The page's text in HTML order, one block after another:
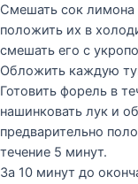
Смешать сок
положить их в
смешать его с
Обложить каждую
Готовить форель в
нашинковать лук и
предварительно
течение 5 минут.
За 10 минут до